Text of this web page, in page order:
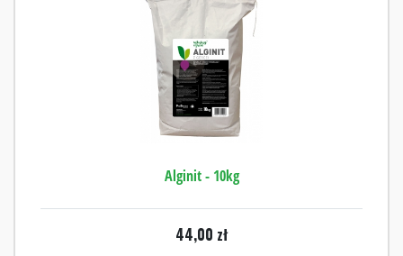
Alginit - 10kg
44,00 zł